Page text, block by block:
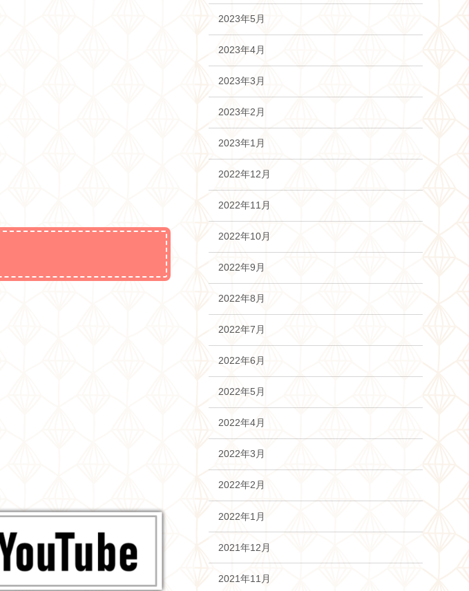
2023年5月
2023年4月
2023年3月
2023年2月
2023年1月
2022年12月
2022年11月
2022年10月
2022年9月
2022年8月
2022年7月
2022年6月
2022年5月
2022年4月
2022年3月
2022年2月
2022年1月
2021年12月
2021年11月